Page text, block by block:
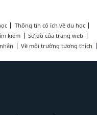
Thông tin có ích về du học
kiếm
Sơ đồ của trang web
Về môi trường tương thích